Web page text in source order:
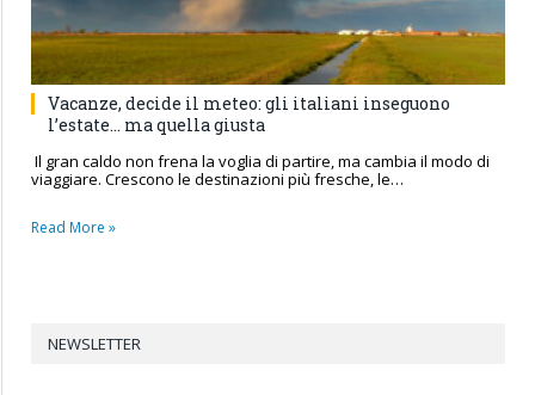
Vacanze, decide il meteo: gli italiani inseguono
l’estate… ma quella giusta
Il gran caldo non frena la voglia di partire, ma cambia il modo di
viaggiare. Crescono le destinazioni più fresche, le…
Read More »
NEWSLETTER